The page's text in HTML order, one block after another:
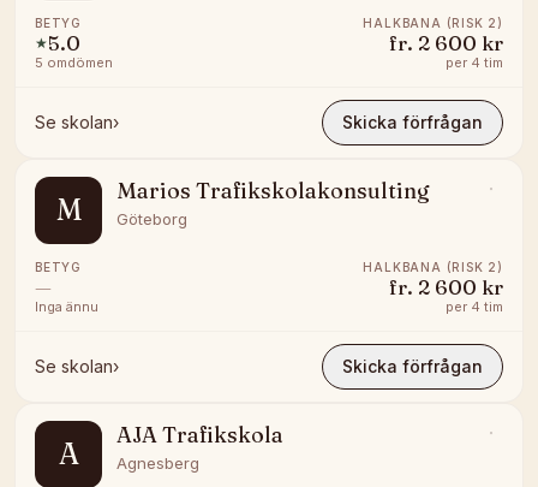
BETYG
★5.0
5 omdömen
HALKBANA (RISK 2)
fr. 2 600 kr
per 4 tim
Se skolan› Skicka förfrågan
M
Marios Trafikskolakonsulting
Göteborg
BETYG
—
Inga ännu
HALKBANA (RISK 2)
fr. 2 600 kr
per 4 tim
Se skolan› Skicka förfrågan
A
AJA Trafikskola
Agnesberg